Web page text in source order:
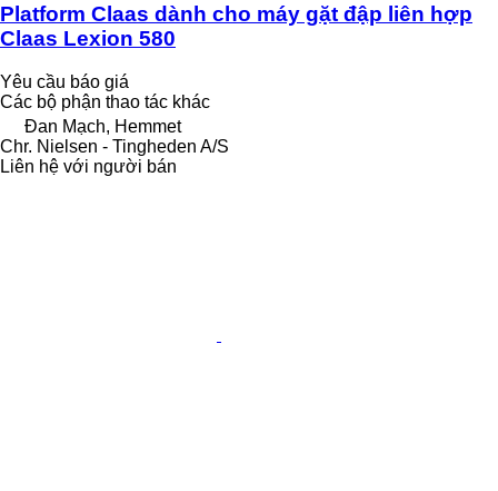
Platform Claas dành cho máy gặt đập liên hợp
Claas Lexion 580
Yêu cầu báo giá
Các bộ phận thao tác khác
Đan Mạch, Hemmet
Chr. Nielsen - Tingheden A/S
Liên hệ với người bán